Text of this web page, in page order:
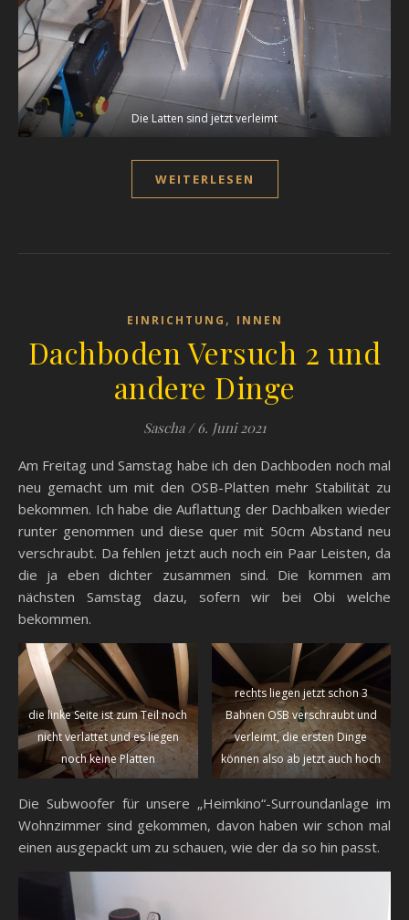
Die Latten sind jetzt verleimt
WEITERLESEN
EINRICHTUNG , INNEN
Dachboden Versuch 2 und
andere Dinge
Sascha / 6. Juni 2021
Am Freitag und Samstag habe ich den Dachboden noch mal
neu gemacht um mit den OSB-Platten mehr Stabilität zu
bekommen. Ich habe die Auflattung der Dachbalken wieder
runter genommen und diese quer mit 50cm Abstand neu
verschraubt. Da fehlen jetzt auch noch ein Paar Leisten, da
die ja eben dichter zusammen sind. Die kommen am
nächsten Samstag dazu, sofern wir bei Obi welche
bekommen.
die linke Seite ist zum Teil noch
nicht verlattet und es liegen
noch keine Platten
rechts liegen jetzt schon 3
Bahnen OSB verschraubt und
verleimt, die ersten Dinge
können also ab jetzt auch hoch
Die Subwoofer für unsere „Heimkino“-Surroundanlage im
Wohnzimmer sind gekommen, davon haben wir schon mal
einen ausgepackt um zu schauen, wie der da so hin passt.